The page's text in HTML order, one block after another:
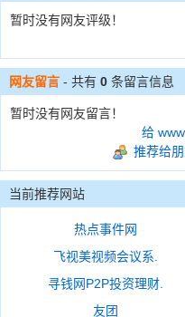
暂时没有网友评级！
网友留言 - 共有 0 条留言信息
暂时没有网友留言！
给
推荐给
当前推荐网站
热点事件网
飞视美视频会议系.
寻钱网P2P投资理财.
友团